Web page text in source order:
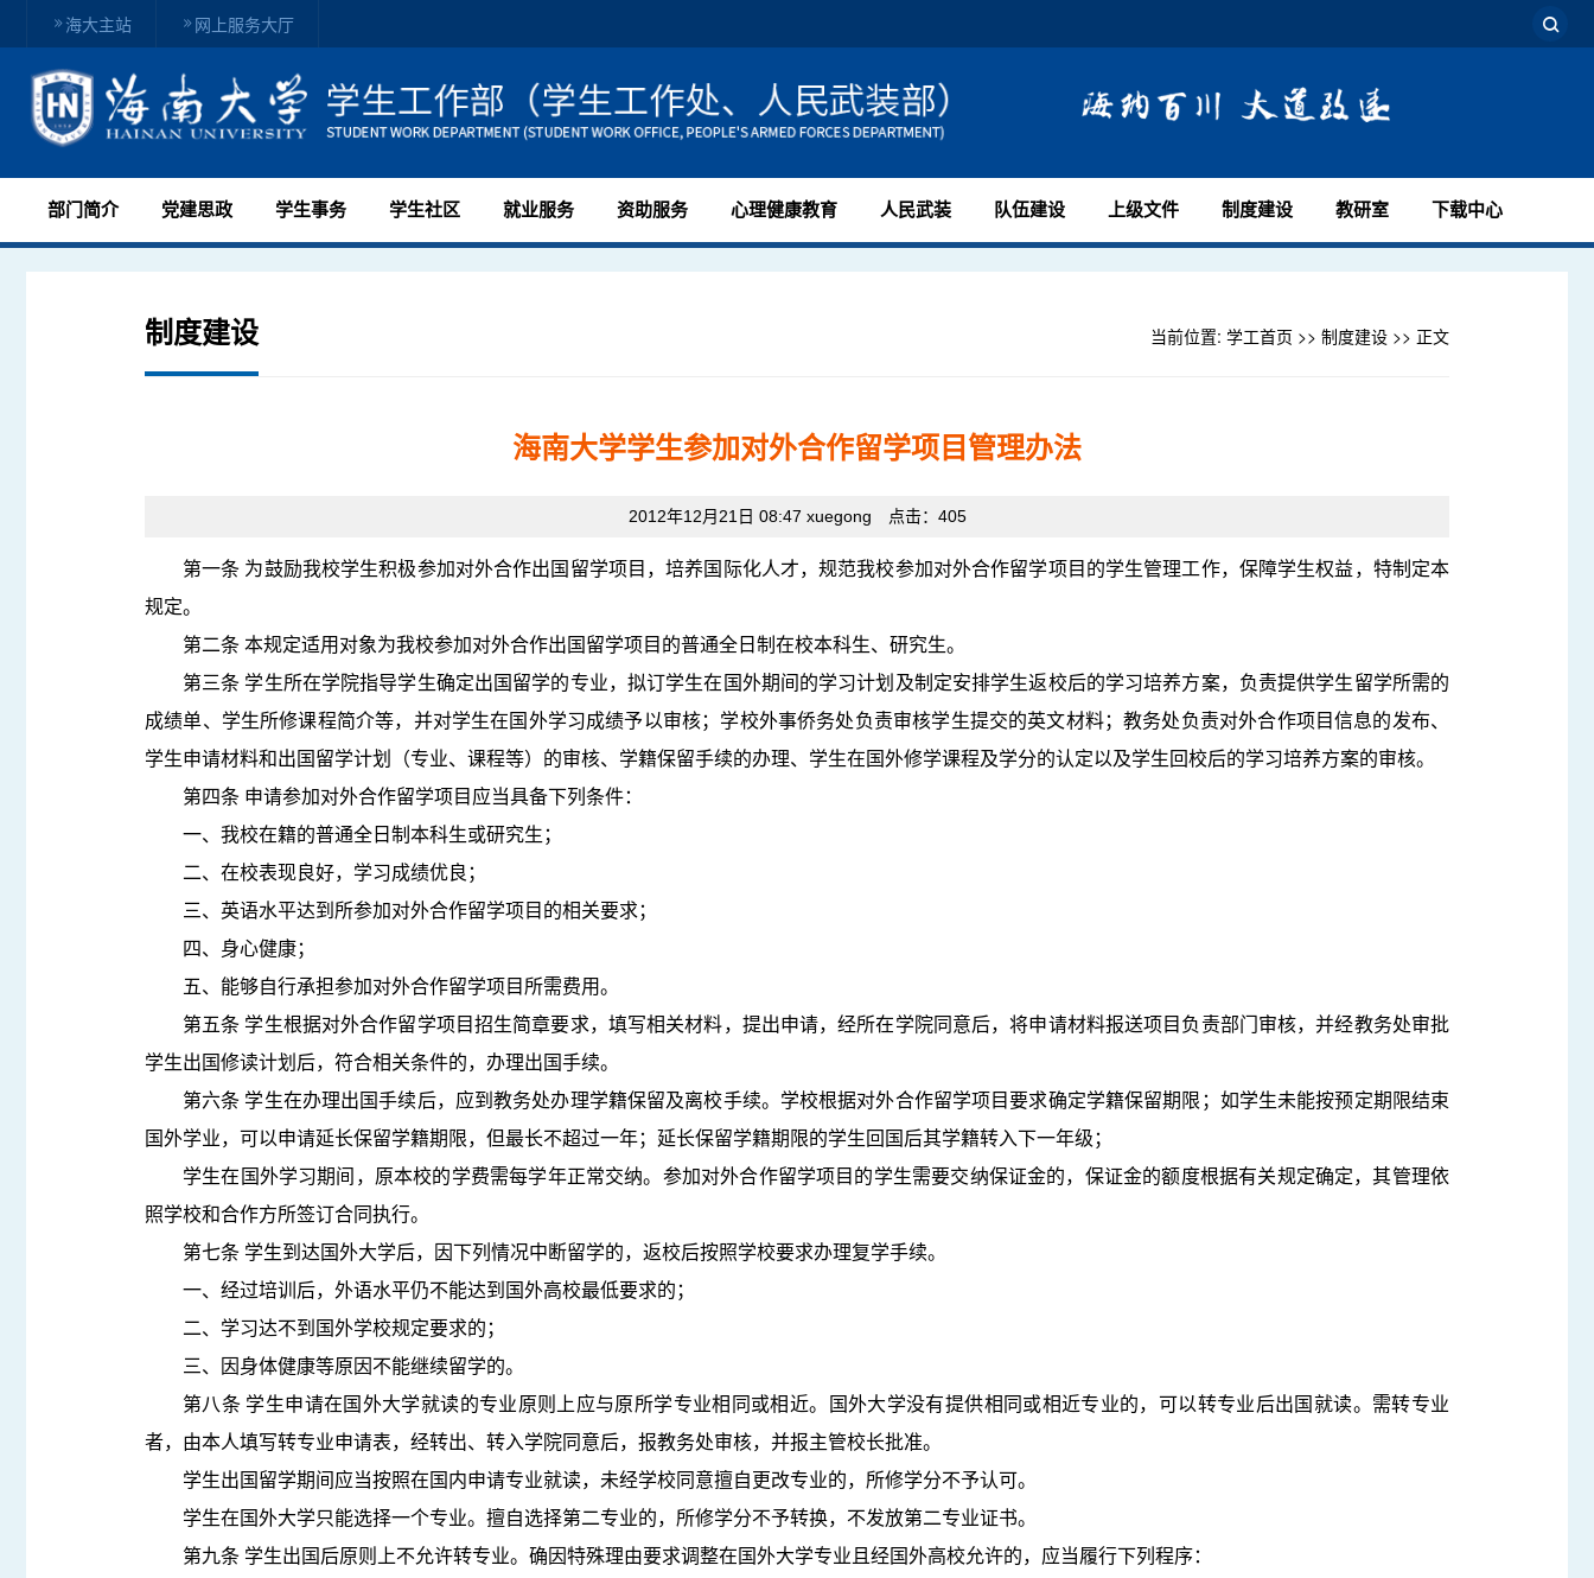
海大主站 网上服务大厅
部门简介 党建思政 学生事务 学生社区 就业服务 资助服务 心理健康教育 人民武装 队伍建设 上级文件 制度建设 教研室 下载中心
制度建设 当前位置: 学工首页 >> 制度建设 >> 正文
海南大学学生参加对外合作留学项目管理办法
2012年12月21日 08:47 xuegong 点击： 405
第一条 为鼓励我校学生积极参加对外合作出国留学项目，培养国际化人才，规范我校参加对外合作留学项目的学生管理工作，保障学生权益，特制定本
规定。
第二条 本规定适用对象为我校参加对外合作出国留学项目的普通全日制在校本科生、研究生。
第三条 学生所在学院指导学生确定出国留学的专业，拟订学生在国外期间的学习计划及制定安排学生返校后的学习培养方案，负责提供学生留学所需的
成绩单、学生所修课程简介等，并对学生在国外学习成绩予以审核；学校外事侨务处负责审核学生提交的英文材料；教务处负责对外合作项目信息的发布、
学生申请材料和出国留学计划（专业、课程等）的审核、学籍保留手续的办理、学生在国外修学课程及学分的认定以及学生回校后的学习培养方案的审核。
第四条 申请参加对外合作留学项目应当具备下列条件：
一、我校在籍的普通全日制本科生或研究生；
二、在校表现良好，学习成绩优良；
三、英语水平达到所参加对外合作留学项目的相关要求；
四、身心健康；
五、能够自行承担参加对外合作留学项目所需费用。
第五条 学生根据对外合作留学项目招生简章要求，填写相关材料，提出申请，经所在学院同意后，将申请材料报送项目负责部门审核，并经教务处审批
学生出国修读计划后，符合相关条件的，办理出国手续。
第六条 学生在办理出国手续后，应到教务处办理学籍保留及离校手续。学校根据对外合作留学项目要求确定学籍保留期限；如学生未能按预定期限结束
国外学业，可以申请延长保留学籍期限，但最长不超过一年；延长保留学籍期限的学生回国后其学籍转入下一年级；
学生在国外学习期间，原本校的学费需每学年正常交纳。参加对外合作留学项目的学生需要交纳保证金的，保证金的额度根据有关规定确定，其管理依
照学校和合作方所签订合同执行。
第七条 学生到达国外大学后，因下列情况中断留学的，返校后按照学校要求办理复学手续。
一、经过培训后，外语水平仍不能达到国外高校最低要求的；
二、学习达不到国外学校规定要求的；
三、因身体健康等原因不能继续留学的。
第八条 学生申请在国外大学就读的专业原则上应与原所学专业相同或相近。国外大学没有提供相同或相近专业的，可以转专业后出国就读。需转专业
者，由本人填写转专业申请表，经转出、转入学院同意后，报教务处审核，并报主管校长批准。
学生出国留学期间应当按照在国内申请专业就读，未经学校同意擅自更改专业的，所修学分不予认可。
学生在国外大学只能选择一个专业。擅自选择第二专业的，所修学分不予转换，不发放第二专业证书。
第九条 学生出国后原则上不允许转专业。确因特殊理由要求调整在国外大学专业且经国外高校允许的，应当履行下列程序：